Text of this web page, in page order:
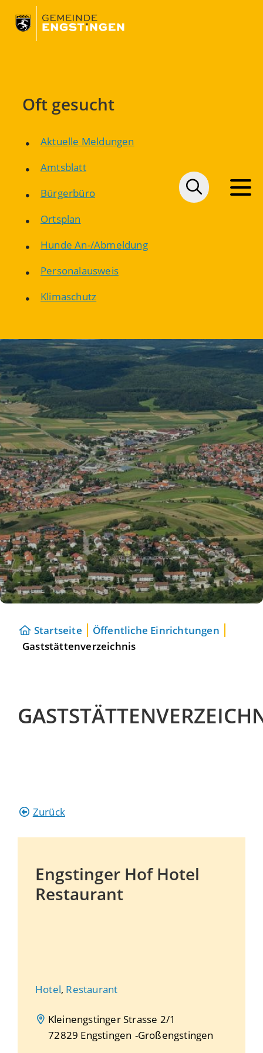
Oft gesucht
Aktuelle Meldungen
Amtsblatt
Bürgerbüro
Ortsplan
Hunde An-/Abmeldung
Personalausweis
Klimaschutz
Startseite
Öffentliche Einrichtungen
Gaststättenverzeichnis
Zurück
Engstinger Hof Hotel
Restaurant
Großengstingen
Kleinengstinger Strasse 2/1
72829 Engstingen
Hotel, Restaurant